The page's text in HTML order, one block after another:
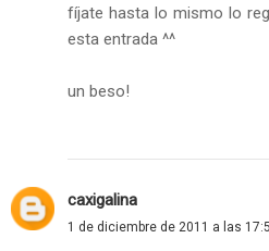
fíjate hasta lo mismo lo
esta entrada ^^
un beso!
caxigalina
1 de diciembre de 2011 a las